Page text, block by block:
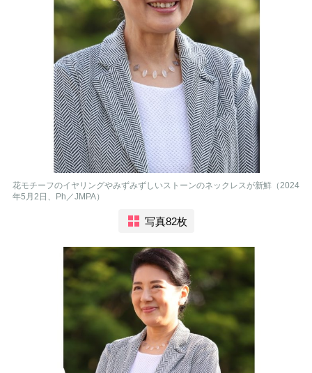
花モチーフのイヤリングやみずみずしいストーンのネックレスが新鮮（2024
年5月2日、Ph／JMPA）
写真82枚